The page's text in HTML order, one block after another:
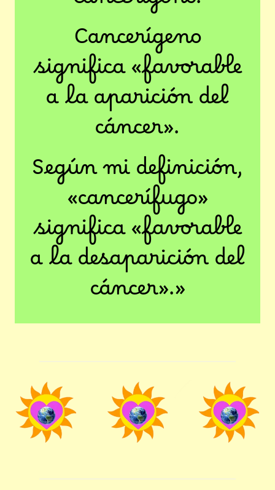
Cancerígeno
significa «favorable
a la aparición del
cáncer».
Según mi definición,
«cancerífugo»
significa «favorable
a la desaparición del
cáncer».»